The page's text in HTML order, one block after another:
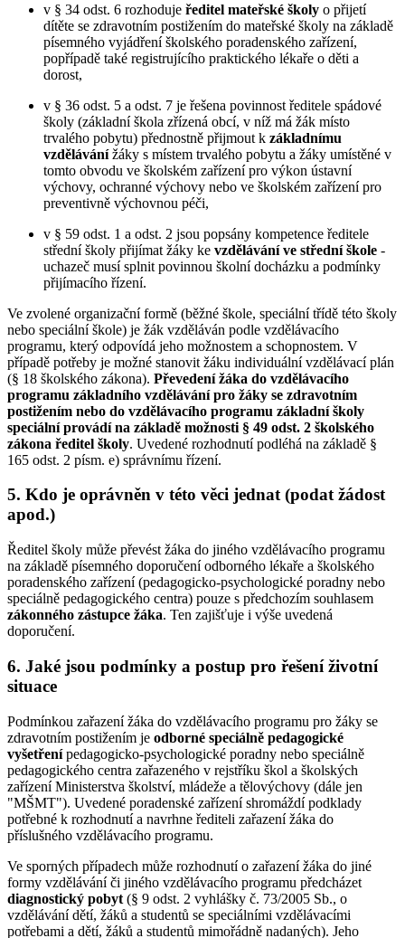
v § 34 odst. 6 rozhoduje ředitel mateřské školy o přijetí
dítěte se zdravotním postižením do mateřské školy na základě
písemného vyjádření školského poradenského zařízení,
popřípadě také registrujícího praktického lékaře o děti a
dorost,
v § 36 odst. 5 a odst. 7 je řešena povinnost ředitele spádové
školy (základní škola zřízená obcí, v níž má žák místo
trvalého pobytu) přednostně přijmout k základnímu
vzdělávánížáky s místem trvalého pobytu a žáky umístěné v
tomto obvodu ve školském zařízení pro výkon ústavní
výchovy, ochranné výchovy nebo ve školském zařízení pro
preventivně výchovnou péči,
v § 59 odst. 1 a odst. 2 jsou popsány kompetence ředitele
střední školy přijímat žáky ke vzdělávání ve střední škole -
uchazeč musí splnit povinnou školní docházku a podmínky
přijímacího řízení.
Ve zvolené organizační formě (běžné škole, speciální třídě této školy
nebo speciální škole) je žák vzděláván podle vzdělávacího
programu, který odpovídá jeho možnostem a schopnostem. V
případě potřeby je možné stanovit žáku individuální vzdělávací plán
(§ 18 školského zákona). Převedení žáka do vzdělávacího
programu základního vzdělávání pro žáky se zdravotním
postižením nebo do vzdělávacího programu základní školy
speciální provádí na základě možnosti § 49 odst. 2 školského
zákona ředitel školy. Uvedené rozhodnutí podléhá na základě §
165 odst. 2 písm. e) správnímu řízení.
5. Kdo je oprávněn v této věci jednat (podat žádost
apod.)
Ředitel školy může převést žáka do jiného vzdělávacího programu
na základě písemného doporučení odborného lékaře a školského
poradenského zařízení (pedagogicko-psychologické poradny nebo
speciálně pedagogického centra) pouze s předchozím souhlasem
zákonného zástupce žáka. Ten zajišťuje i výše uvedená
doporučení.
6. Jaké jsou podmínky a postup pro řešení životní
situace
Podmínkou zařazení žáka do vzdělávacího programu pro žáky se
zdravotním postižením je odborné speciálně pedagogické
vyšetřenípedagogicko-psychologické poradny nebo speciálně
pedagogického centra zařazeného v rejstříku škol a školských
zařízení Ministerstva školství, mládeže a tělovýchovy (dále jen
"MŠMT"). Uvedené poradenské zařízení shromáždí podklady
potřebné k rozhodnutí a navrhne řediteli zařazení žáka do
příslušného vzdělávacího programu.
Ve sporných případech může rozhodnutí o zařazení žáka do jiné
formy vzdělávání či jiného vzdělávacího programu předcházet
diagnostický pobyt (§ 9 odst. 2 vyhlášky č. 73/2005 Sb., o
vzdělávání dětí, žáků a studentů se speciálními vzdělávacími
potřebami a dětí, žáků a studentů mimořádně nadaných). Jeho